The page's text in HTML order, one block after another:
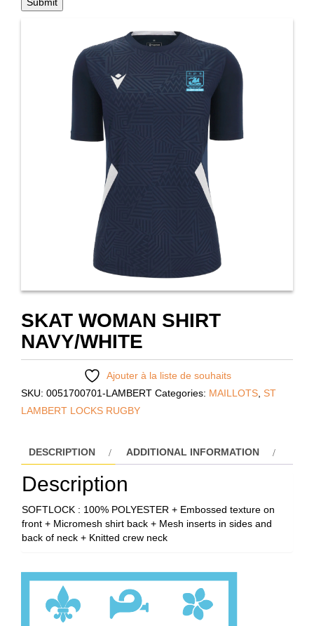
SKAT WOMAN SHIRT
NAVY/WHITE
Ajouter à la liste de souhaits
SKU: 0051700701-LAMBERT Categories: MAILLOTS, ST
LAMBERT LOCKS RUGBY
DESCRIPTION ADDITIONAL INFORMATION
Description
SOFTLOCK : 100% POLYESTER + Embossed texture on
front + Micromesh shirt back + Mesh inserts in sides and
back of neck + Knitted crew neck